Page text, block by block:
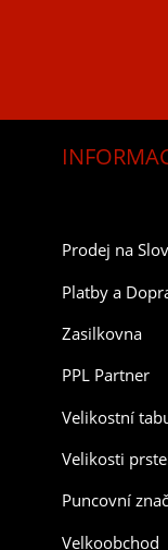
Prodej na
Platby a
Zasilkovna
PPL Partner
Velikostní
Velikosti
Puncovní
Velkoobchod